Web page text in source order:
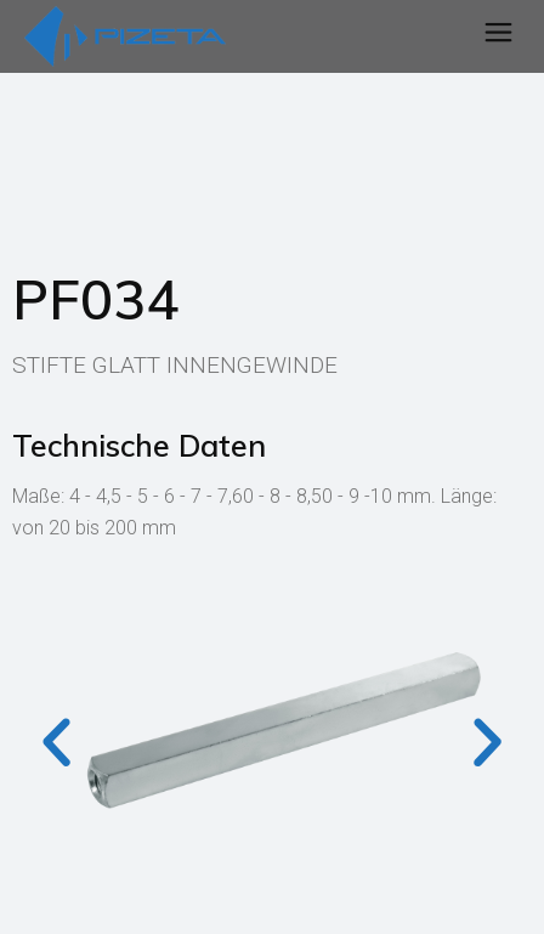
PF034
STIFTE GLATT INNENGEWINDE
Technische Daten
Maße: 4 - 4,5 - 5 - 6 - 7 - 7,60 - 8 - 8,50 - 9 -10 mm. Länge:
von 20 bis 200 mm